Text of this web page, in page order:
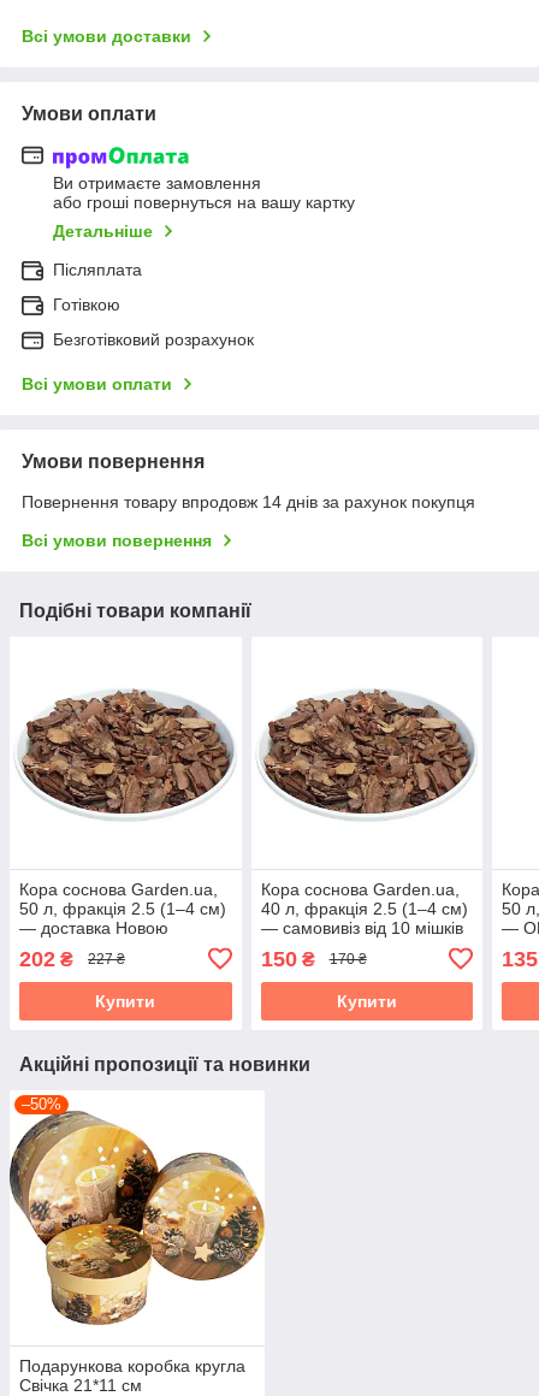
Всі умови доставки
Умови оплати
Ви отримаєте замовлення
або гроші повернуться на вашу картку
Детальніше
Післяплата
Готівкою
Безготівковий розрахунок
Всі умови оплати
Умови повернення
Повернення товару впродовж 14 днів за рахунок покупця
Всі умови повернення
Подібні товари компанії
Кора соснова Garden.ua,
50 л, фракція 2.5 (1–4 см)
— доставка Новою
202 ₴ 227 ₴
Купити
Кора соснова Garden.ua,
40 л, фракція 2.5 (1–4 см)
— самовивіз від 10 мішків
150₴ 170 ₴
Купити
50
—
135
Акційні пропозиції та новинки
–50%
Подарункова коробка кругла
Свічка 21*11 см